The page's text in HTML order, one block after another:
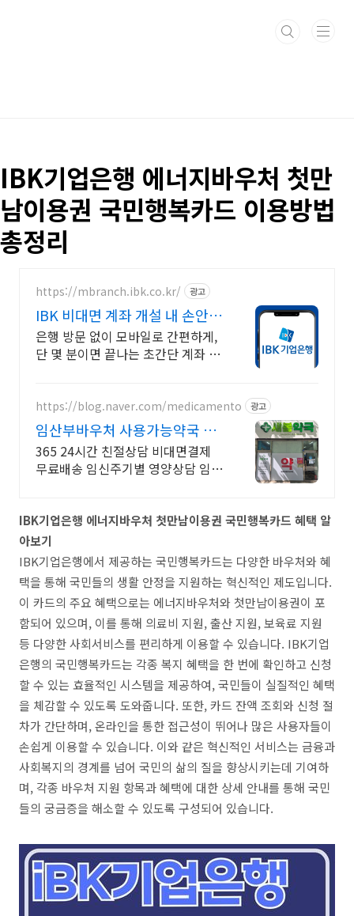
IBK기업은행 에너지바우처 첫만
남이용권 국민행복카드 이용방법
총정리
https://mbranch.ibk.co.kr/ 광고
IBK 비대면 계좌 개설 내 손안에
작은 은행
은행 방문 없이 모바일로 간편하게,
단 몇 분이면 끝나는 초간단 계좌 개
https://blog.naver.com/medicamento 광고
임산부바우처 사용가능약국 국
민행복카드 사용처
365 24시간 친절상담 비대면결제
무료배송 임신주기별 영양상담 임산
IBK기업은행 에너지바우처 첫만남이용권 국민행복카드 혜택 알
아보기
IBK기업은행에서 제공하는 국민행복카드는 다양한 바우처와 혜
택을 통해 국민들의 생활 안정을 지원하는 혁신적인 제도입니다.
이 카드의 주요 혜택으로는 에너지바우처와 첫만남이용권이 포
함되어 있으며, 이를 통해 의료비 지원, 출산 지원, 보육료 지원
등 다양한 사회서비스를 편리하게 이용할 수 있습니다. IBK기업
은행의 국민행복카드는 각종 복지 혜택을 한 번에 확인하고 신청
할 수 있는 효율적인 시스템을 제공하여, 국민들이 실질적인 혜택
을 체감할 수 있도록 도와줍니다. 또한, 카드 잔액 조회와 신청 절
차가 간단하며, 온라인을 통한 접근성이 뛰어나 많은 사용자들이
손쉽게 이용할 수 있습니다. 이와 같은 혁신적인 서비스는 금융과
사회복지의 경계를 넘어 국민의 삶의 질을 향상시키는데 기여하
며, 각종 바우처 지원 항목과 혜택에 대한 상세 안내를 통해 국민
들의 궁금증을 해소할 수 있도록 구성되어 있습니다.